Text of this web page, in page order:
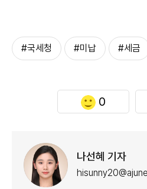
#국세청 #미납 #세금
0
나선혜 기자